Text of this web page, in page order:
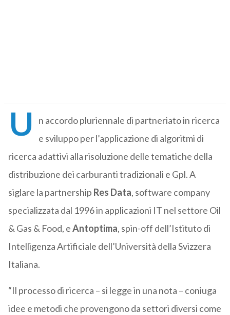
U
n accordo pluriennale di partneriato in ricerca
e sviluppo per l’applicazione di algoritmi di
ricerca adattivi alla risoluzione delle tematiche della
distribuzione dei carburanti tradizionali e Gpl. A
siglare la partnership Res Data, software company
specializzata dal 1996 in applicazioni IT nel settore Oil
& Gas & Food, eAntoptima, spin-off dell’Istituto di
Intelligenza Artificiale dell’Università della Svizzera
Italiana.
“Il processo di ricerca – si legge in una nota – coniuga
idee e metodi che provengono da settori diversi come